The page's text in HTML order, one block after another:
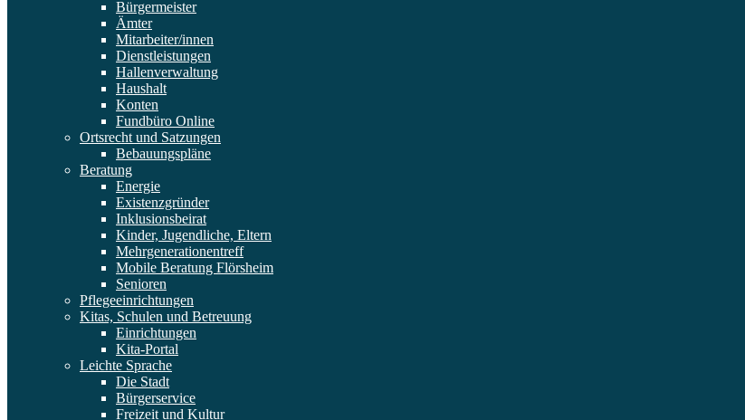
Bürgermeister
Ämter
Mitarbeiter/innen
Dienstleistungen
Hallenverwaltung
Haushalt
Konten
Fundbüro Online
Ortsrecht und Satzungen
Bebauungspläne
Beratung
Energie
Existenzgründer
Inklusionsbeirat
Kinder, Jugendliche, Eltern
Mehrgenerationentreff
Mobile Beratung Flörsheim
Senioren
Pflegeeinrichtungen
Kitas, Schulen und Betreuung
Einrichtungen
Kita-Portal
Leichte Sprache
Die Stadt
Bürgerservice
Freizeit und Kultur